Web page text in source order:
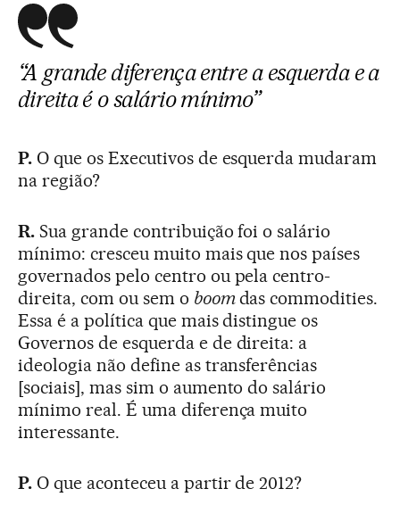
“A grande diferença entre a esquerda e a
direita é o salário mínimo”
P.O que os Executivos de esquerda mudaram
na região?
R.Sua grande contribuição foi o salário
mínimo: cresceu muito mais que nos países
governados pelo centro ou pela centro-
direita, com ou sem o boomdas commodities.
Essa é a política que mais distingue os
Governos de esquerda e de direita: a
ideologia não define as transferências
[sociais], mas sim o aumento do salário
mínimo real. É uma diferença muito
interessante.
P.O que aconteceu a partir de 2012?